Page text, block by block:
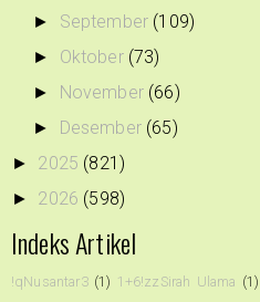
► September (109)
► Oktober (73)
► November (66)
► Desember (65)
► 2025 (821)
► 2026 (598)
Indeks Artikel
!qNusantar3 (1) 1+6!zzSirah Ulama (1)